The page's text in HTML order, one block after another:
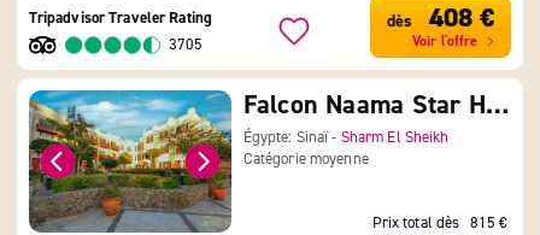
Tripadvisor Traveler Rating
3705
dès 408 €
Voir l'offre
Falcon Naama Star Hotel
Égypte: Sinaï - Sharm El Sheikh
Catégorie moyenne
Prix total dès 815 €